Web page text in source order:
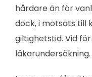
hårdare än för
dock, i motsats till
giltighetstid. Vid
läkarundersökning.